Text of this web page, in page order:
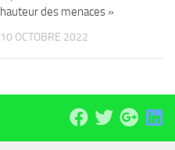
hauteur des menaces »
10 OCTOBRE 2022